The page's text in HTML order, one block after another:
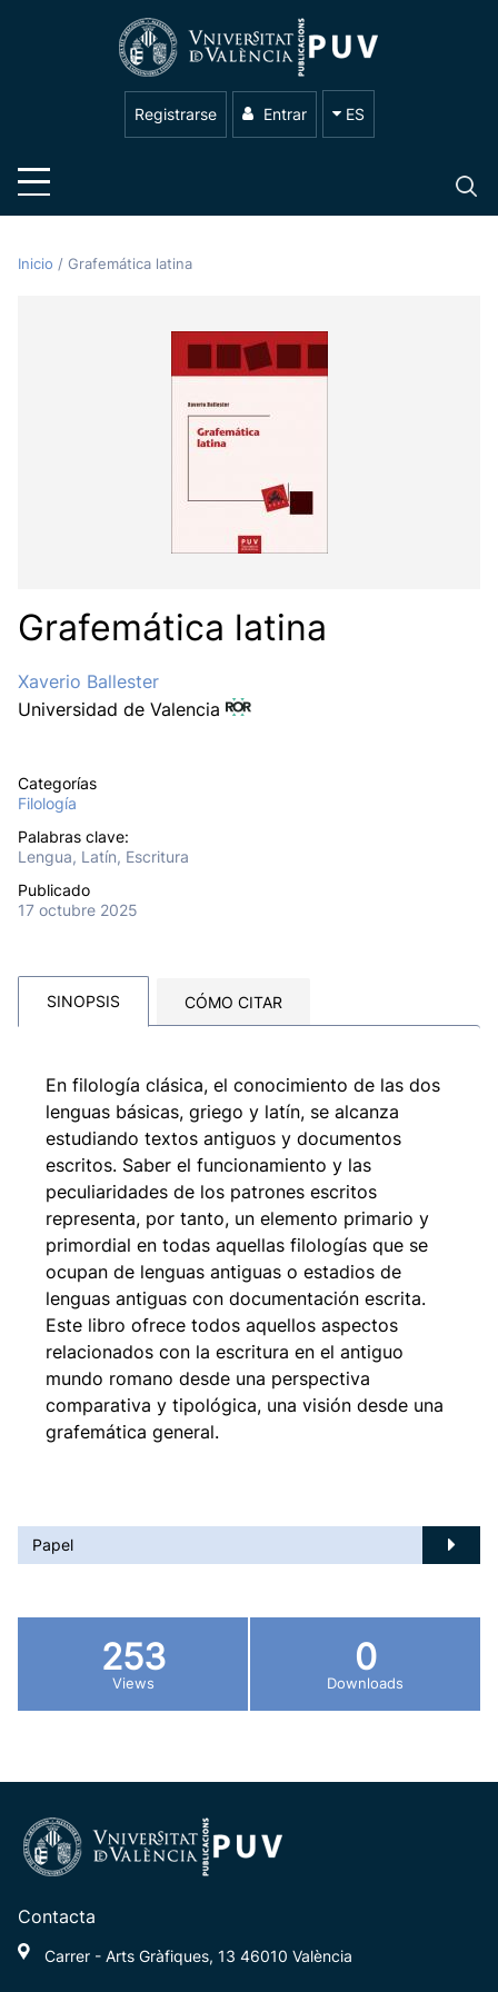
Registrarse Entrar ES
Inicio / Grafemática latina
Grafemática latina
Xaverio Ballester
Universidad de Valencia
Categorías
Filología
Palabras clave:
Lengua, Latín, Escritura
Publicado
17 octubre 2025
SINOPSIS CÓMO CITAR
En filología clásica, el conocimiento de las dos
lenguas básicas, griego y latín, se alcanza
estudiando textos antiguos y documentos
escritos. Saber el funcionamiento y las
peculiaridades de los patrones escritos
representa, por tanto, un elemento primario y
primordial en todas aquellas filologías que se
ocupan de lenguas antiguas o estadios de
lenguas antiguas con documentación escrita.
Este libro ofrece todos aquellos aspectos
relacionados con la escritura en el antiguo
mundo romano desde una perspectiva
comparativa y tipológica, una visión desde una
grafemática general.
Papel
253
Views
0
Downloads
Contacta
Carrer - Arts Gràfiques, 13 46010 València